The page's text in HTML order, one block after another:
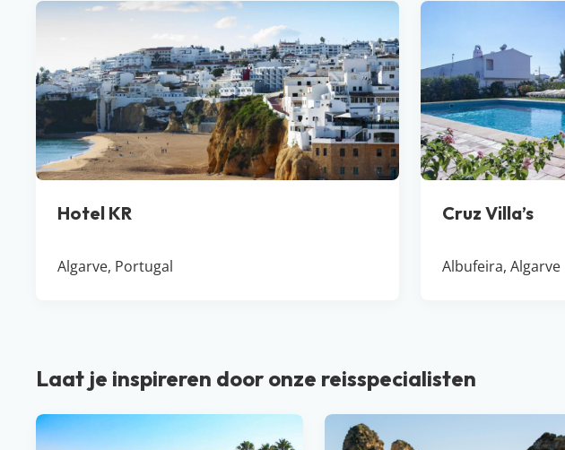
Hotel KR
Algarve, Portugal
Cruz Villa’s
Albufeira, Algarve
Laat je inspireren door onze reisspecialisten